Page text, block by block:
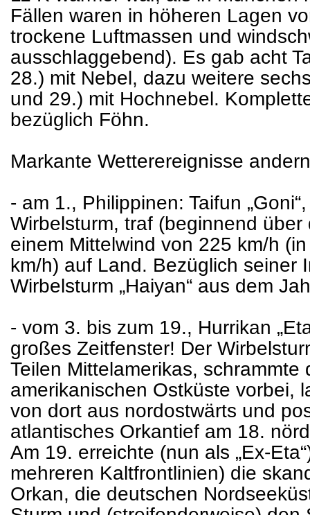
Fällen waren in höheren Lagen
trockene Luftmassen und
ausschlaggebend). Es gab acht
28.) mit Nebel, dazu weitere
und 29.) mit Hochnebel.
bezüglich Föhn.
Markante Wetterereignisse
- am 1., Philippinen: Taifun
Wirbelsturm, traf (beginnend
einem Mittelwind von 225 km/h
km/h) auf Land. Bezüglich seiner
Wirbelsturm „Haiyan“ aus dem
- vom 3. bis zum 19., Hurrikan
großes Zeitfenster! Der
Teilen Mittelamerikas, schrammte
amerikanischen Ostküste vorbei,
von dort aus nordostwärts und
atlantisches Orkantief am 18.
Am 19. erreichte (nun als „Ex-
mehreren Kaltfrontlinien) die
Orkan, die deutschen